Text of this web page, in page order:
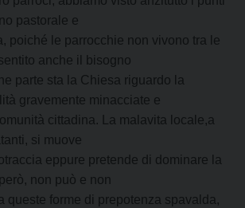
pastorale e
poiché le parrocchie non vivono tra le
anche il bisogno
parte sta la Chiesa riguardo la
gravemente minacciate e
cittadina. La malavita locale,a
si muove
eppure pretende di dominare la
non può e non
queste forme di prepotenza spavalda,